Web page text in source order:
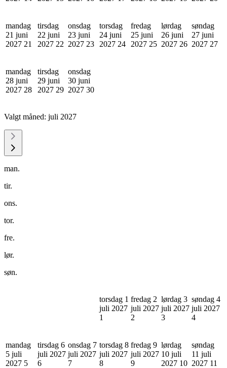
mandag
21 juni
2027 21
tirsdag
22 juni
2027 22
onsdag
23 juni
2027 23
torsdag
24 juni
2027 24
fredag
25 juni
2027 25
lørdag
26 juni
2027 26
søndag
27 juni
2027 27
mandag
28 juni
2027 28
tirsdag
29 juni
2027 29
onsdag
30 juni
2027 30
Valgt måned: juli 2027
man.
tir.
ons.
tor.
fre.
lør.
søn.
torsdag 1
juli 2027
1
fredag 2
juli 2027
2
lørdag 3
juli 2027
3
søndag 4
juli 2027
4
mandag
5 juli
2027 5
tirsdag 6
juli 2027
6
onsdag 7
juli 2027
7
torsdag 8
juli 2027
8
fredag 9
juli 2027
9
lørdag
10 juli
2027 10
søndag
11 juli
2027 11